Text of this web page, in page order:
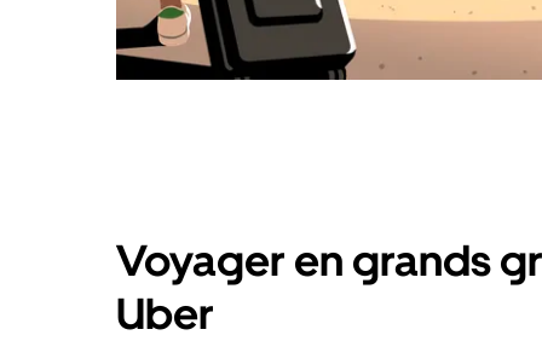
Voyager en grands
Uber